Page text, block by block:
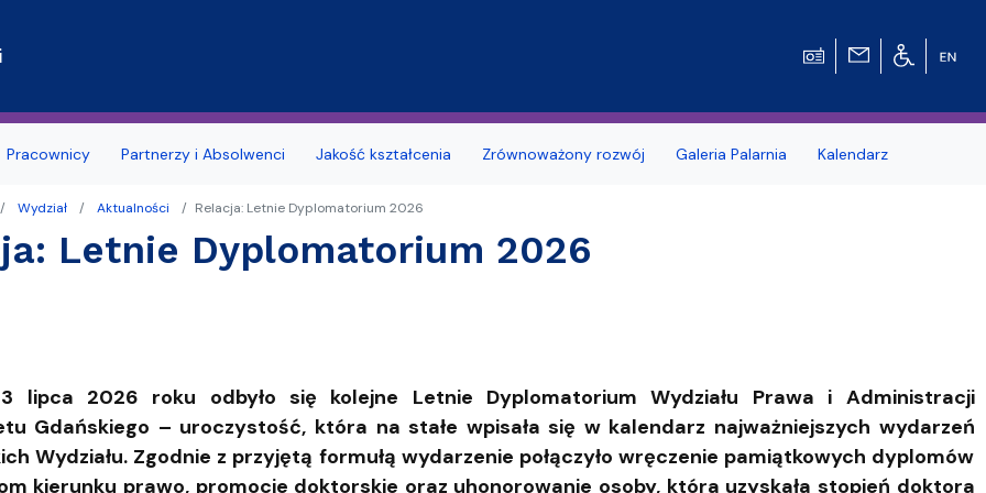
Dziekana
Prawna
Wydział dla osób z niepełnosprawnościami
Baza noclegowa Wydziału
Przydatne informacje
Deklaracja dostępności
1. roku
praktyk, stażu i
akademickiego
Opłaty za studia
FAQ - Najczęściej Zadawane Pytania
Terminy konsultacji wykładowców
Regulamin studiów
Kodeks etyki studenta UG
Kursy e-learningowe języka angielskiego
obcegorozpraw doktorskich
i tytuły naukowe
Pracownicy
UG Mestwin
Partnerzy i Absolwenci
of Law Schools (IALS)
Jakość kształcenia Zrównoważony rozwój Galeria Palarnia Kalendarz
Wydział Aktualności Relacja: Letnie Dyplomatorium 2026
Letnie Dyplomatorium 2026
lipca 2026 roku odbyło się kolejne Letnie Dyplomatorium Wydziału Prawa i Administracji
Gdańskiego – uroczystość, która na stałe wpisała się w kalendarz najważniejszych wydarzeń
Wydziału. Zgodnie z przyjętą formułą wydarzenie połączyło wręczenie pamiątkowych dyplomów
kierunku prawo, promocje doktorskie oraz uhonorowanie osoby, która uzyskała stopień doktora